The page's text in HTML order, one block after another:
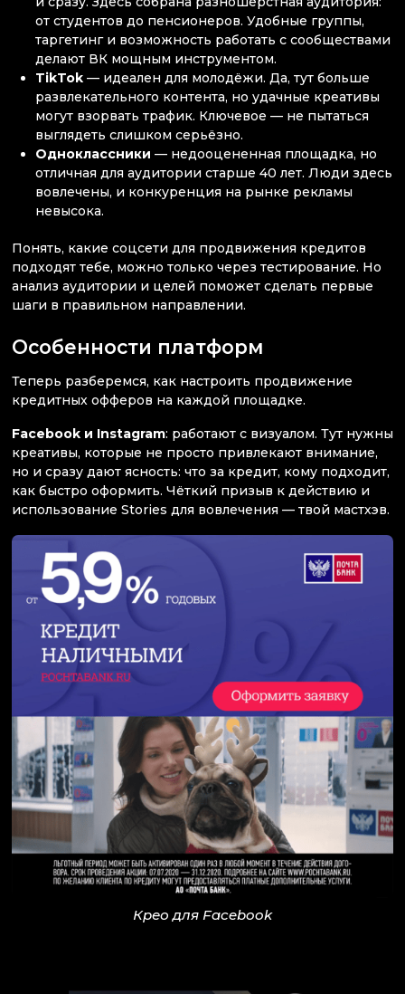
от студентов до пенсионеров. Удобные группы,
таргетинг и возможность работать с сообществами
делают ВК мощным инструментом.
TikTok — идеален для молодёжи. Да, тут больше
развлекательного контента, но удачные креативы
могут взорвать трафик. Ключевое — не пытаться
выглядеть слишком серьёзно.
Одноклассники — недооцененная площадка, но
отличная для аудитории старше 40 лет. Люди здесь
вовлечены, и конкуренция на рынке рекламы
невысока.
Понять, какие соцсети для продвижения кредитов
подходят тебе, можно только через тестирование. Но
анализ аудитории и целей поможет сделать первые
шаги в правильном направлении.
Особенности платформ
Теперь разберемся, как настроить продвижение
кредитных офферов на каждой площадке.
Facebook и Instagram: работают с визуалом. Тут нужны
креативы, которые не просто привлекают внимание,
но и сразу дают ясность: что за кредит, кому подходит,
как быстро оформить. Чёткий призыв к действию и
использование Stories для вовлечения — твой мастхэв.
Крео для Facebook